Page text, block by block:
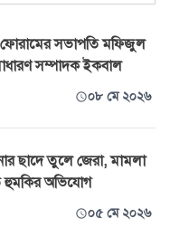
সভাপতি মফিজুল
সম্পাদক ইকবাল
০৮ মে ২০২৬
ছাদে তুলে জেরা, মামলা
হুমকির অভিযোগ
০৫ মে ২০২৬